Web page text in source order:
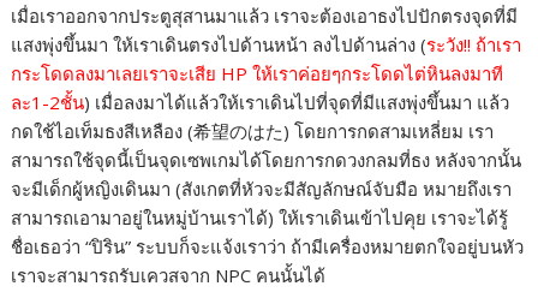
c
e
b
o
o
s
e
n
g
e
r
n
p
L
i
n
k
a
e
เมื่อเราออกจากประตูสุสานมาแล้ว เราจะต้องเอาธงไปปักตรงจุดที่มี
แสงพุ่งขึ้นมา ให้เราเดินตรงไปด้านหน้า ลงไปด้านล่าง (ระวัง!! ถ้าเรา
กระโดดลงมาเลยเราจะเสีย HP ให้เราค่อยๆกระโดดไต่หินลงมาที
ละ1-2ชั้น) เมื่อลงมาได้แล้วให้เราเดินไปที่จุดที่มีแสงพุ่งขึ้นมา แล้ว
กดใช้ไอเท็มธงสีเหลือง (希望のはた) โดยการกดสามเหลี่ยม เรา
สามารถใช้จุดนี้เป็นจุดเซพเกมได้โดยการกดวงกลมที่ธง หลังจากนั้น
จะมีเด็กผู้หญิงเดินมา (สังเกตที่หัวจะมีสัญลักษณ์จับมือ หมายถึงเรา
สามารถเอามาอยู่ในหมู่บ้านเราได้) ให้เราเดินเข้าไปคุย เราจะได้รู้
ชื่อเธอว่า “ปิริน” ระบบก็จะแจ้งเราว่า ถ้ามีเครื่องหมายตกใจอยู่บนหัว
เราจะสามารถรับเควสจาก NPC คนนั้นได้